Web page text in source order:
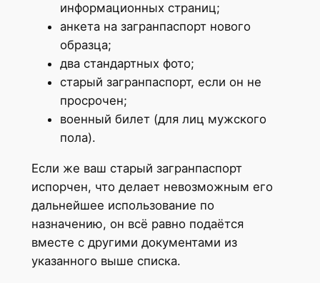
информационных страниц;
анкета на загранпаспорт нового
образца;
два стандартных фото;
старый загранпаспорт, если он не
просрочен;
военный билет (для лиц мужского
пола).
Если же ваш старый загранпаспорт
испорчен, что делает невозможным его
дальнейшее использование по
назначению, он всё равно подаётся
вместе с другими документами из
указанного выше списка.